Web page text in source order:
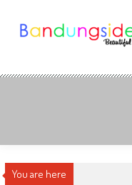
content
Bandung Side
You are here